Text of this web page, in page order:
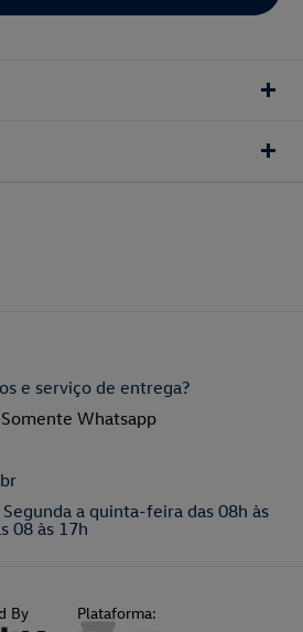
e serviço de entrega?
Whatsapp
a quinta-feira das 08h às
08 às 17h
By Plataforma: